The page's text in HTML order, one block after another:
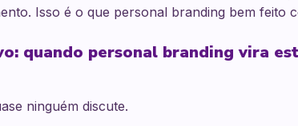
Isso é o que personal branding bem feito
quando personal branding vira
ninguém discute.